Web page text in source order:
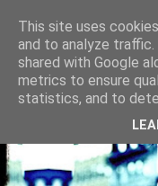
This site uses
and to analyze traffic.
shared with Google
metrics to ensure
statistics, and to